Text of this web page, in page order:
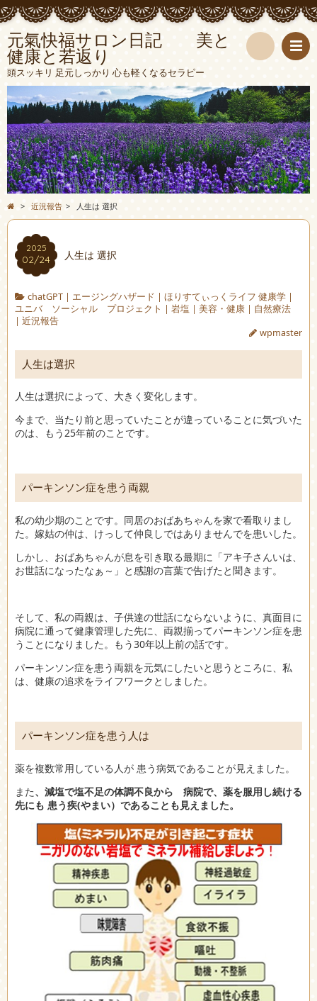
元氣快福サロン日記 美と
健康と若返り
頭スッキリ 足元しっかり 心も軽くなるセラピー
索
> 近況報告 > 人生は 選択
2025
02/24 人生は 選択
chatGPT| エージングハザード | ほりすてぃっくライフ 健康学|
ユニバ ソーシャル プロジェクト | 岩塩 | 美容・健康 | 自然療法
| 近況報告
wpmaster
人生は選択
人生は選択によって、大きく変化します。
今まで、当たり前と思っていたことが違っていることに気づいた
のは、もう25年前のことです。
パーキンソン症を患う両親
私の幼少期のことです。同居のおばあちゃんを家で看取りまし
た。嫁姑の仲は、けっして仲良しではありませんでを患いした。
しかし、おばあちゃんが息を引き取る最期に「アキ子さんいは、
お世話になったなぁ～」と感謝の言葉で告げたと聞きます。
そして、私の両親は、子供達の世話にならないように、真面目に
病院に通って健康管理した先に、両親揃ってパーキンソン症を患
うことになりました。もう30年以上前の話です。
パーキンソン症を患う両親を元気にしたいと思うところに、私
は、健康の追求をライフワークとしました。
パーキンソン症を患う人は
薬を複数常用している人が 患う病気であることが見えました。
また、減塩で塩不足の体調不良から 病院で、薬を服用し続ける
先にも 患う疾(やまい）であることも見えました。